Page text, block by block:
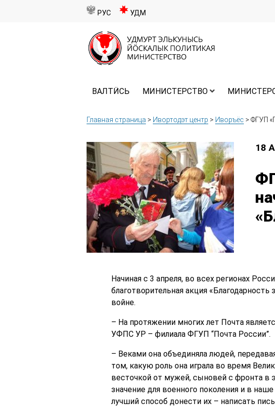
РУС УДМ
ВАЛТӤСЬ МИНИСТЕРСТВО
Главная страница > Ивортодэт центр > Иворъёс > ФГУП
18
Начиная с 3 апреля, во всех регионах
благотворительная акция
войне.
– На протяжении многих лет Почта
УФПС УР – филиала ФГУП “Почта России”.
– Веками она объединяла людей,
том, какую роль она играла во время
весточкой от мужей, сыновей с фронта в
значение для военного поколения и в
лучший способ донести их – написать